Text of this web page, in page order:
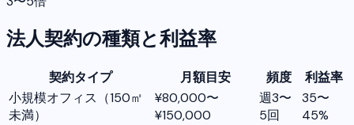
法人契約の種類と利益率
契約タイプ 月額目安 頻度
利益率
小規模オフィス（150㎡
未満）
¥80,000〜
¥150,000
週3〜
5回
35〜
45%